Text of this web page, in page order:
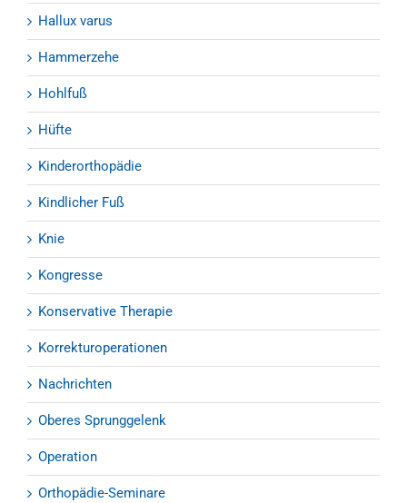
Hallux varus
Hammerzehe
Hohlfuß
Hüfte
Kinderorthopädie
Kindlicher Fuß
Knie
Kongresse
Konservative Therapie
Korrekturoperationen
Nachrichten
Oberes Sprunggelenk
Operation
Orthopädie-Seminare